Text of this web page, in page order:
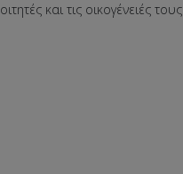
και τις οικογένειές τους.